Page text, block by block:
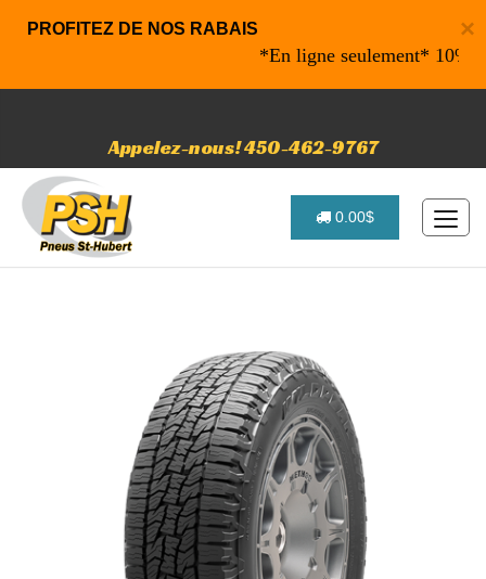
×
PROFITEZ DE NOS RABAIS
*En ligne seulement* 10% de
Appelez-nous! 450-462-9767
0.00$